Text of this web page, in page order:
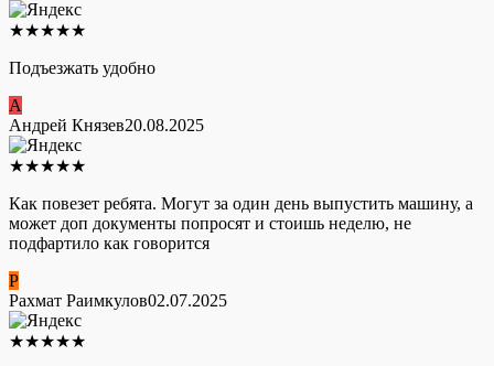
★★★★★
Подъезжать удобно
А
Андрей Князев20.08.2025
★★★★★
Как повезет ребята. Могут за один день выпустить машину, а
может доп документы попросят и стоишь неделю, не
подфартило как говорится
Р
Рахмат Раимкулов02.07.2025
★★★★★